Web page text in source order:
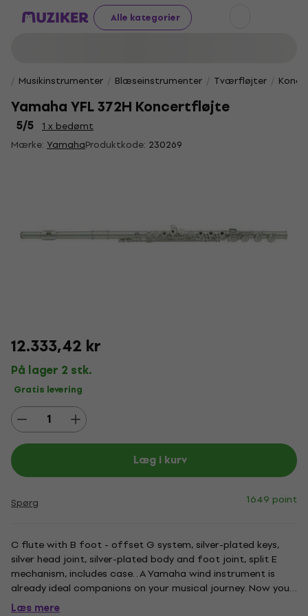
Alle kategorier
Musikinstrumenter Blæseinstrumenter Tværfløjter
Yamaha YFL 372H Koncertfløjte
5/5
1 x bedømt
Mærke: YamahaProduktkode: 230269
12.333,42 kr
På lager 2 stk.
Gratis levering
Læg i kurv
Spørg 1649 point
C flute with B foot - offset G system, silver-plated keys,
silver head joint, silver-plated body and foot joint, split E
mechanism, includes case. . A Yamaha wind instrument is
already ideal companions on your musical journey. Now you
can yours protect the musical instrument more by
Læs mere